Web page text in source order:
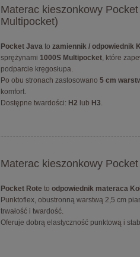
Materac kieszonkowy
Multipocket)
Pocket Javato zamiennik / odpowiednik
sprężynami 1000S Multipocket, które
podparcie kręgosłupa.
Po obu stronach zastosowano 5 cm
komfort.
Dostępne twardości: H2 lub H3.
Materac kieszonkowy
Pocket Rote to odpowiednik materaca
Punktoflex, obustronną warstwą 2,5 cm
trwałość i twardość.
Oferuje dobrą elastyczność punktową i